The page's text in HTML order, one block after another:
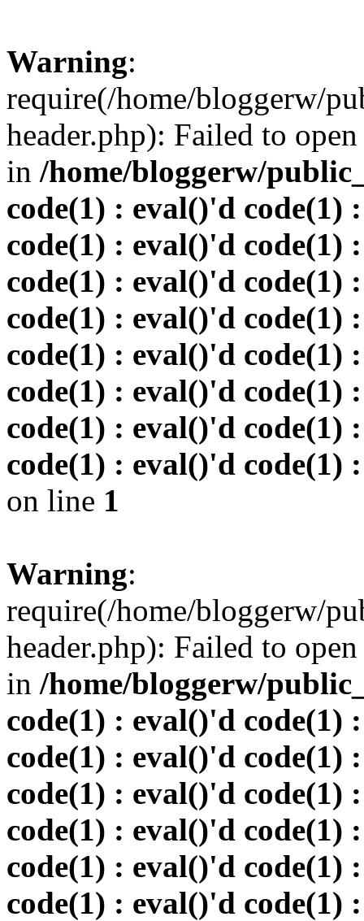
Warning:
require(/home/bloggerw/
header.php): Failed to
in /home/bloggerw/
code(1) : eval()'d code(1)
code(1) : eval()'d code(1)
code(1) : eval()'d code(1)
code(1) : eval()'d code(1)
code(1) : eval()'d code(1)
code(1) : eval()'d code(1)
code(1) : eval()'d code(1)
code(1) : eval()'d code(1)
on line 1
Warning:
require(/home/bloggerw/
header.php): Failed to
in /home/bloggerw/
code(1) : eval()'d code(1)
code(1) : eval()'d code(1)
code(1) : eval()'d code(1)
code(1) : eval()'d code(1)
code(1) : eval()'d code(1)
code(1) : eval()'d code(1)